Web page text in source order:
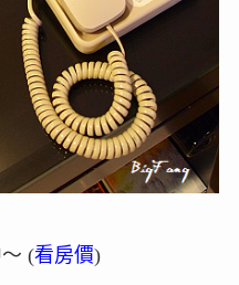
(看房價)